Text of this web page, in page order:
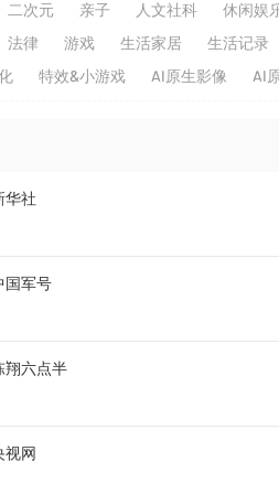
二次元 亲子 人文社科
休闲娱
法律 游戏 生活家居
生活记录
特效&小游戏 AI原生影像 AI
华社
国军号
翔六点半
视网